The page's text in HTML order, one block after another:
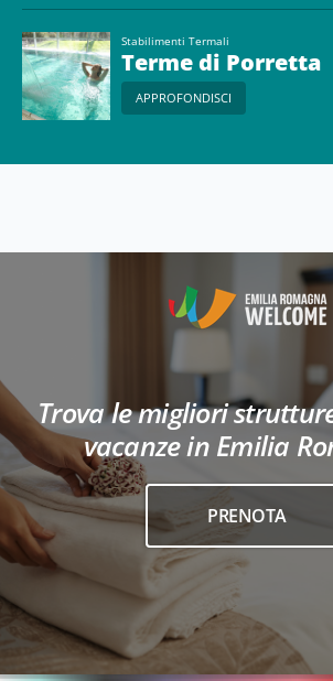
Stabilimenti Termali
Terme di Porretta
APPROFONDISCI
Trova le migliori
vacanze in Emilia
PRENOTA